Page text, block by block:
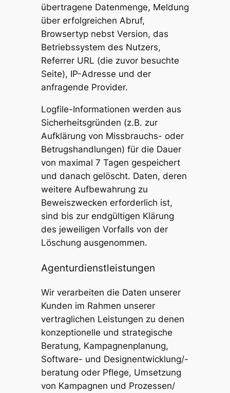
übertragene Datenmenge, Meldung
über erfolgreichen Abruf,
Browsertyp nebst Version, das
Betriebssystem des Nutzers,
Referrer URL (die zuvor besuchte
Seite), IP-Adresse und der
anfragende Provider.
Logfile-Informationen werden aus
Sicherheitsgründen (z.B. zur
Aufklärung von Missbrauchs- oder
Betrugshandlungen) für die Dauer
von maximal 7 Tagen gespeichert
und danach gelöscht. Daten, deren
weitere Aufbewahrung zu
Beweiszwecken erforderlich ist,
sind bis zur endgültigen Klärung
des jeweiligen Vorfalls von der
Löschung ausgenommen.
Agenturdienstleistungen
Wir verarbeiten die Daten unserer
Kunden im Rahmen unserer
vertraglichen Leistungen zu denen
konzeptionelle und strategische
Beratung, Kampagnenplanung,
Software- und Designentwicklung/-
beratung oder Pflege, Umsetzung
von Kampagnen und Prozessen/